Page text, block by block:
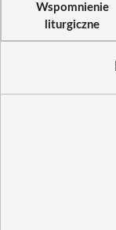
Wspomnienie
liturgiczne